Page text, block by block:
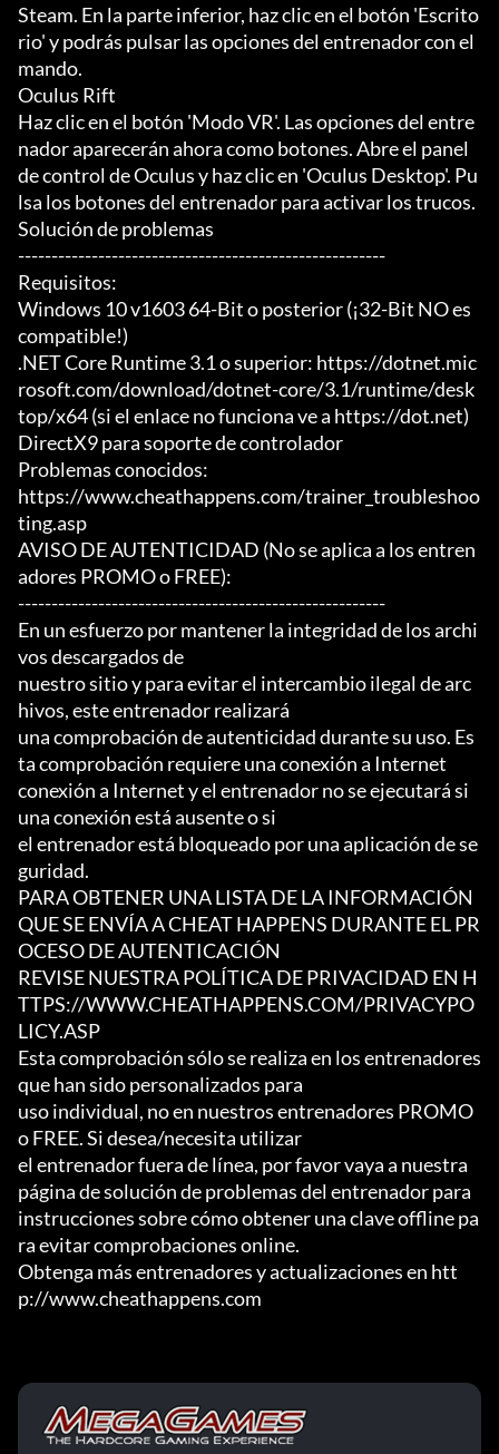
Steam. En la parte inferior, haz clic en el botón 'Escrito
rio' y podrás pulsar las opciones del entrenador con el
mando.
Oculus Rift
Haz clic en el botón 'Modo VR'. Las opciones del entre
nador aparecerán ahora como botones. Abre el panel
de control de Oculus y haz clic en 'Oculus Desktop'. Pu
lsa los botones del entrenador para activar los trucos.
Solución de problemas
-------------------------------------------------------
Requisitos:
Windows 10 v1603 64-Bit o posterior (¡32-Bit NO es
compatible!)
.NET Core Runtime 3.1 o superior: https://dotnet.mic
rosoft.com/download/dotnet-core/3.1/runtime/desk
top/x64 (si el enlace no funciona ve a https://dot.net)
DirectX9 para soporte de controlador
Problemas conocidos:
https://www.cheathappens.com/trainer_troubleshoo
ting.asp
AVISO DE AUTENTICIDAD (No se aplica a los entren
adores PROMO o FREE):
-------------------------------------------------------
En un esfuerzo por mantener la integridad de los archi
vos descargados de
nuestro sitio y para evitar el intercambio ilegal de arc
hivos, este entrenador realizará
una comprobación de autenticidad durante su uso. Es
ta comprobación requiere una conexión a Internet
conexión a Internet y el entrenador no se ejecutará si
una conexión está ausente o si
el entrenador está bloqueado por una aplicación de se
guridad.
PARA OBTENER UNA LISTA DE LA INFORMACIÓN
QUE SE ENVÍA A CHEAT HAPPENS DURANTE EL PR
OCESO DE AUTENTICACIÓN
REVISE NUESTRA POLÍTICA DE PRIVACIDAD EN H
TTPS://WWW.CHEATHAPPENS.COM/PRIVACYPO
LICY.ASP
Esta comprobación sólo se realiza en los entrenadores
que han sido personalizados para
uso individual, no en nuestros entrenadores PROMO
o FREE. Si desea/necesita utilizar
el entrenador fuera de línea, por favor vaya a nuestra
página de solución de problemas del entrenador para
instrucciones sobre cómo obtener una clave offline pa
ra evitar comprobaciones online.
Obtenga más entrenadores y actualizaciones en htt
p://www.cheathappens.com